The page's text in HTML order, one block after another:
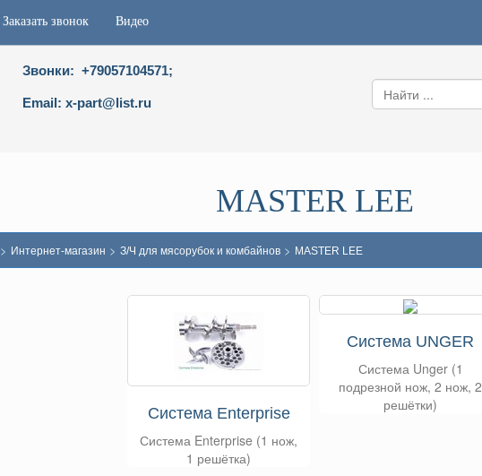
Заказать звонок Видео
Звонки: +79057104571;
Email: x-part@list.ru
MASTER LEE
> Интернет-магазин > З/Ч для мясорубок и комбайнов> MASTER LEE
Система Enterprise
Система Enterprise (1 нож,
1 решётка)
Система UNGER
Система Unger (1
подрезной нож, 2 нож, 2
решётки)